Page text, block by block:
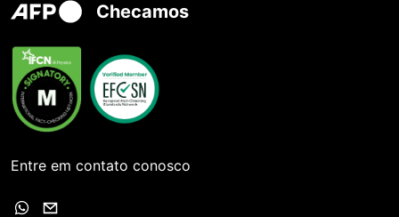
Checamos
Entre em contato conosco